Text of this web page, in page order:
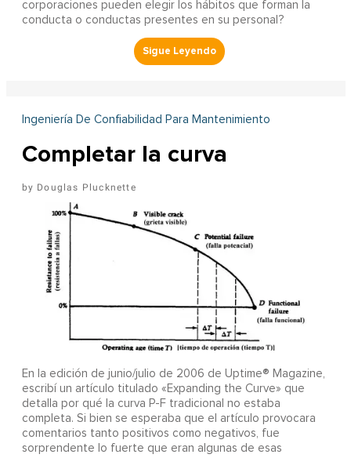
corporaciones pueden elegir los hábitos que forman la
conducta o conductas presentes en su personal?
Ingeniería De Confiabilidad Para Mantenimiento
Completar la curva
Douglas Plucknette
En la edición de junio/julio de 2006 de Uptime® Magazine,
escribí un artículo titulado «Expanding the Curve» que
detalla por qué la curva P-F tradicional no estaba
completa. Si bien se esperaba que el artículo provocara
comentarios tanto positivos como negativos, fue
sorprendente lo fuerte que eran algunas de esas